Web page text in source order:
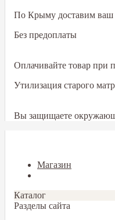
По Крыму доставим ваш
Без предоплаты
Оплачивайте товар при
Утилизация старого
Вы защищаете
Магазин
Каталог
Разделы сайта